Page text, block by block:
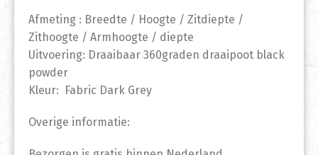
Afmeting : Breedte / Hoogte / Zitdiepte /
Zithoogte / Armhoogte / diepte
Uitvoering: Draaibaar 360graden draaipoot black
powder
Kleur: Fabric Dark Grey
Overige informatie: